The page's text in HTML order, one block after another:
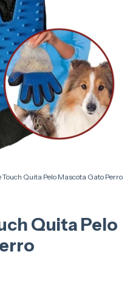
Touch Quita Pelo Mascota Gato Perro
Quita Pelo